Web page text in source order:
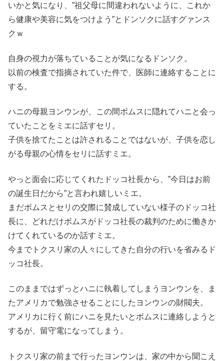
いかと気になり、”祖父母に間違われないように、これか
ら健康や美容に気をつけよう”とドンソクに話すグァンス
クｗ
自身の視力が落ちていることが気になるドンソク。
以前の検査で指摘されていた件で、医師に連絡することに
する。
ハニの母親ヨンウンが、この間ボムスに隠れてハニと会っ
ていたことをミエに話すセリ。
子供を捨てたことは許されることではないが、子供を恋し
がる母親の心情をセリに話すミエ。
やっと面会に応じてくれたドッコ社長から、”今日はお前
の誕生日だから”と言われ嬉しいミエ。
まだボムスとセリの交際に賛成していない様子のドッコ社
長に、どれだけボムスがドッコ社長の裁判のために働きか
けてくれているのか話すミエ。
今までトクスリ家の人々にしてきた自分の行いを省みるド
ッコ社長。
このままではずっとハニに執着してしまうヨンウンを、ま
たアメリカで勉強させることにしたヨンウンの財閥夫。
アメリカに行く前にハニを見たいとボムスに連絡しようと
するが、留守電になってしまう。
トクスリ家の前まで行ったヨンウンは、家の中から聞こえ